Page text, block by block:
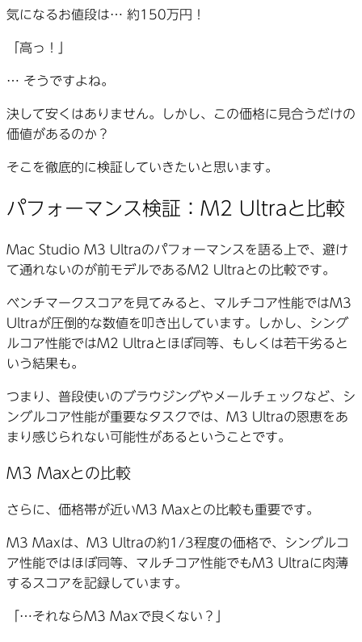
気になるお値段は… 約150万円！
「高っ！」
… そうですよね。
決して安くはありません。しかし、この価格に見合うだけの
価値があるのか？
そこを徹底的に検証していきたいと思います。
パフォーマンス検証：M2 Ultraと比較
Mac Studio M3 Ultraのパフォーマンスを語る上で、避け
て通れないのが前モデルであるM2 Ultraとの比較です。
ベンチマークスコアを見てみると、マルチコア性能ではM3
Ultraが圧倒的な数値を叩き出しています。しかし、シング
ルコア性能ではM2 Ultraとほぼ同等、もしくは若干劣ると
いう結果も。
つまり、普段使いのブラウジングやメールチェックなど、シ
ングルコア性能が重要なタスクでは、M3 Ultraの恩恵をあ
まり感じられない可能性があるということです。
M3 Maxとの比較
さらに、価格帯が近いM3 Maxとの比較も重要です。
M3 Maxは、M3 Ultraの約1/3程度の価格で、シングルコ
ア性能ではほぼ同等、マルチコア性能でもM3 Ultraに肉薄
するスコアを記録しています。
「…それならM3 Maxで良くない？」